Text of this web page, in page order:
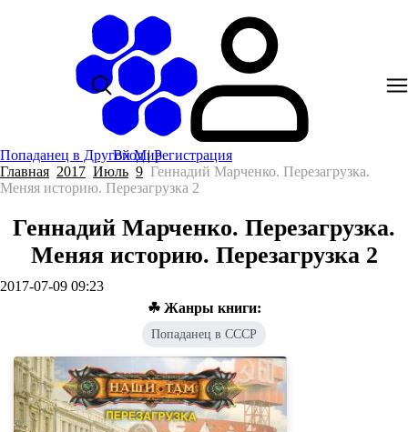
Попаданец в Другой Мир
Вход|Регистрация
Главная 2017 Июль 9 Геннадий Марченко. Перезагрузка.
Меняя историю. Перезагрузка 2
Геннадий Марченко. Перезагрузка.
Меняя историю. Перезагрузка 2
2017-07-09 09:23
☘ Жанры книги:
Попаданец в СССР